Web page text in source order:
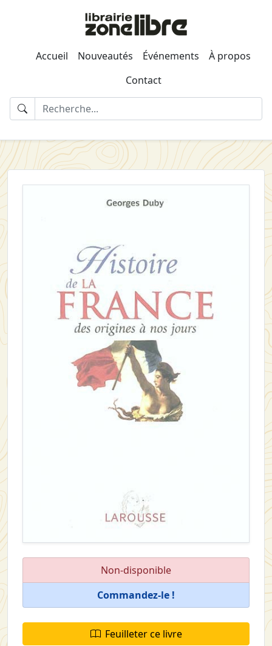
Accueil Nouveautés Événements
À propos
Contact
Non-disponible
Commandez-le !
Feuilleter ce livre